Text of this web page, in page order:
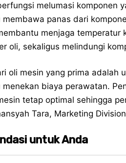
melumasi komponen
membawa panas dari
menjaga temperatur
oli, sekaligus melindungi
oli mesin yang prima adalah
menekan biaya perawatan.
tetap optimal sehingga
Tara, Marketing
untuk Anda